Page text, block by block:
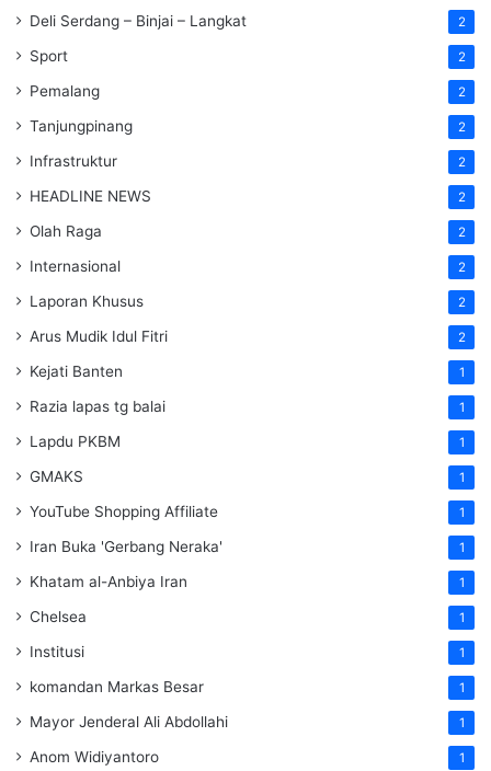
Deli Serdang – Binjai – Langkat 2
Sport 2
Pemalang 2
Tanjungpinang 2
Infrastruktur 2
HEADLINE NEWS 2
Olah Raga 2
Internasional 2
Laporan Khusus 2
Arus Mudik Idul Fitri 2
Kejati Banten 1
Razia lapas tg balai 1
Lapdu PKBM 1
GMAKS 1
YouTube Shopping Affiliate 1
Iran Buka 'Gerbang Neraka' 1
Khatam al-Anbiya Iran 1
Chelsea 1
Institusi 1
komandan Markas Besar 1
Mayor Jenderal Ali Abdollahi 1
Anom Widiyantoro 1